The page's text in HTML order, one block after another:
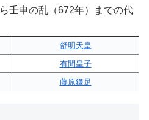
壬申の乱（672年）までの代
舒明天皇
有間皇子
藤原鎌足